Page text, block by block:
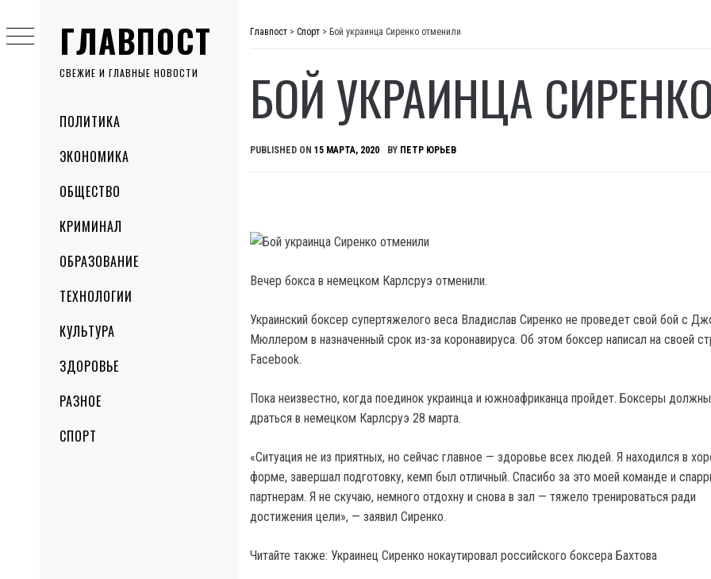
ГЛАВПОСТ
СВЕЖИЕ И ГЛАВНЫЕ НОВОСТИ
MenuПОЛИТИКА
ЭКОНОМИКА
ОБЩЕСТВО
КРИМИНАЛ
ОБРАЗОВАНИЕ
ТЕХНОЛОГИИ
КУЛЬТУРА
ЗДОРОВЬЕ
РАЗНОЕ
СПОРТ
to
content
Главпост > Спорт > Бой украинца Сиренко отменили
БОЙ УКРАИНЦА
PUBLISHED ON 15 МАРТА, 2020 BY ПЕТР ЮРЬЕВ
Вечер бокса в немецком Карлсруэ отменили.
Украинский боксер супертяжелого веса Владислав Сиренко не проведет свой бой с
Мюллером в назначенный срок из-за коронавируса. Об этом боксер написал на своей
Facebook.
Пока неизвестно, когда поединок украинца и южноафриканца пройдет. Боксеры
драться в немецком Карлсруэ 28 марта.
«Ситуация не из приятных, но сейчас главное — здоровье всех людей. Я находился в
форме, завершал подготовку, кемп был отличный. Спасибо за это моей команде и
партнерам. Я не скучаю, немного отдохну и снова в зал — тяжело тренироваться ради
достижения цели», — заявил Сиренко.
Читайте также: Украинец Сиренко нокаутировал российского боксера Бахтова